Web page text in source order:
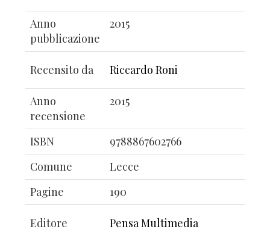
Anno
pubblicazione
2015
Recensito da Riccardo Roni
Anno
recensione
2015
ISBN
9788867602766
Comune
Lecce
Pagine
190
Editore Pensa Multimedia